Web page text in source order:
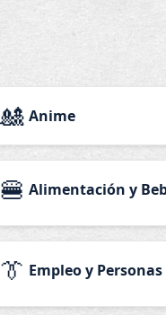
🎎 Anime
🍔 Alimentación y
👔 Empleo y Personas